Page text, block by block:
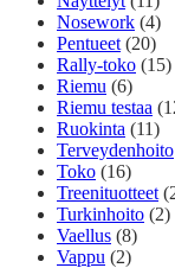
Nosework (4)
Pentueet (20)
Rally-toko (15)
Riemu (6)
Riemu testaa
Ruokinta (11)
Terveydenhoito
Toko (16)
Treenituotteet
Turkinhoito (2)
Vaellus (8)
Vappu (2)